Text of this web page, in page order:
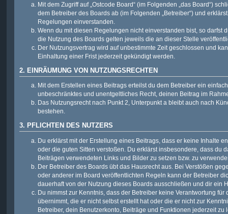
Mit dem Zugriff auf „Ostcode Board“ (im Folgenden „das Board“)
dem Betreiber des Boards ab (im Folgenden „Betreiber“) und
Regelungen einverstanden.
Wenn du mit diesen Regelungen nicht einverstanden bist, so darfst
die Nutzung des Boards gelten jeweils die an dieser Stelle
Der Nutzungsvertrag wird auf unbestimmte Zeit geschlossen und
Einhaltung einer Frist jederzeit gekündigt werden.
2. EINRÄUMUNG VON NUTZUNGSRECHTEN
Mit dem Erstellen eines Beitrags erteilst du dem Betreiber ein
unbeschränktes und unentgeltliches Recht, deinen Beitrag im
Das Nutzungsrecht nach Punkt 2, Unterpunkt a bleibt auch nach
bestehen.
3. PFLICHTEN DES NUTZERS
Du erklärst mit der Erstellung eines Beitrags, dass er keine Inhalte
oder die guten Sitten verstoßen. Du erklärst insbesondere, dass du
Beiträgen verwendeten Links und Bilder zu setzen bzw. zu
Der Betreiber des Boards übt das Hausrecht aus. Bei Verstößen
oder anderer im Board veröffentlichten Regeln kann der Betreiber
dauerhaft von der Nutzung dieses Boards ausschließen und dir ein
Du nimmst zur Kenntnis, dass der Betreiber keine Verantwortung für
übernimmt, die er nicht selbst erstellt hat oder die er nicht zur
Betreiber, dein Benutzerkonto, Beiträge und Funktionen jederzeit zu